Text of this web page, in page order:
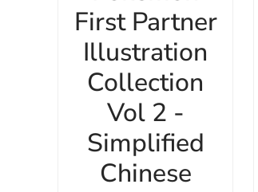
First Partner
Illustration
Collection
Vol 2 -
Simplified
Chinese